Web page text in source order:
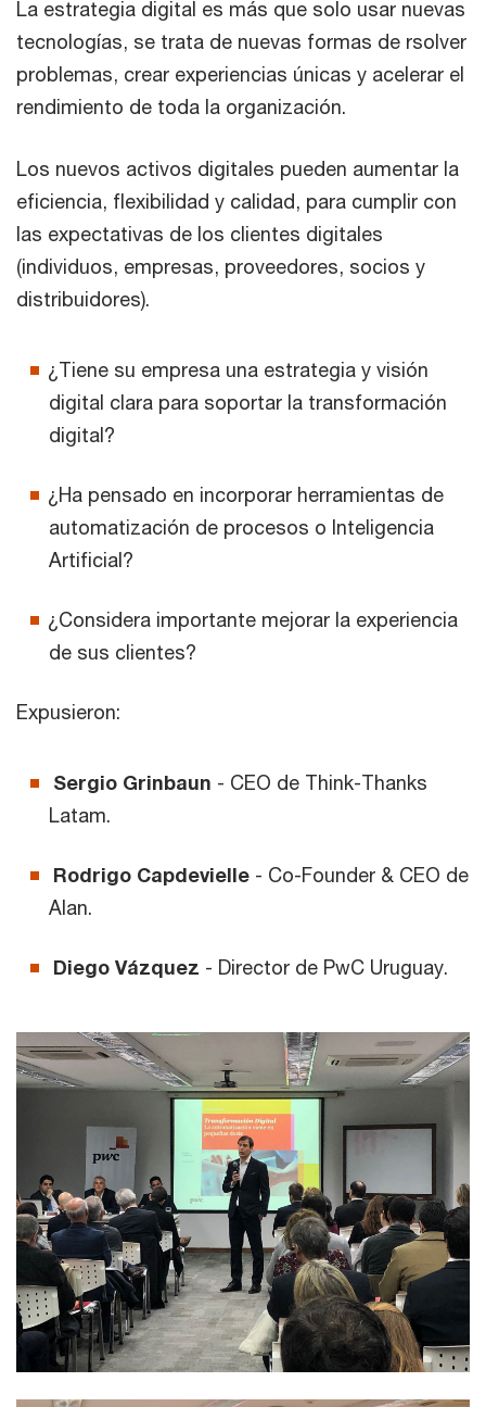
La estrategia digital es más que solo usar nuevas
tecnologías, se trata de nuevas formas de rsolver
problemas, crear experiencias únicas y acelerar el
rendimiento de toda la organización.
Los nuevos activos digitales pueden aumentar la
eficiencia, flexibilidad y calidad, para cumplir con
las expectativas de los clientes digitales
(individuos, empresas, proveedores, socios y
distribuidores).
¿Tiene su empresa una estrategia y visión
digital clara para soportar la transformación
digital?
¿Ha pensado en incorporar herramientas de
automatización de procesos o Inteligencia
Artificial?
¿Considera importante mejorar la experiencia
de sus clientes?
Expusieron:
Sergio Grinbaun - CEO de Think-Thanks
Latam.
Rodrigo Capdevielle - Co-Founder & CEO de
Alan.
Diego Vázquez - Director de PwC Uruguay.